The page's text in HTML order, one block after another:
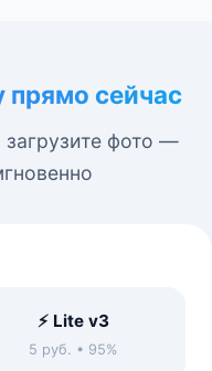
прямо сейчас
загрузите фото —
⚡ Lite v3
5 руб. • 95%